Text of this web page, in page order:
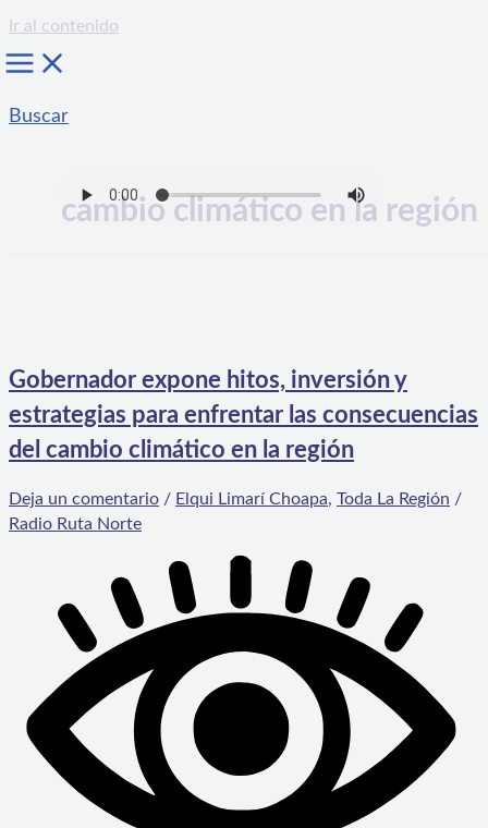
Ir al contenido
Buscar
cambio climático en la región
Gobernador expone hitos, inversión y
estrategias para enfrentar las consecuencias
del cambio climático en la región
Deja un comentario / Elqui Limarí Choapa, Toda La Región /
Radio Ruta Norte